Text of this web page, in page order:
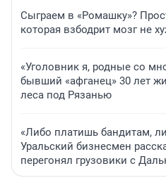
Сыграем в «Ромашку»?
которая взбодрит мозг не
«Уголовник я, родные со
бывший «афганец» 30 лет
леса под Рязанью
«Либо платишь бандитам,
Уральский бизнесмен
перегонял грузовики с